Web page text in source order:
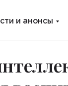
и анонсы